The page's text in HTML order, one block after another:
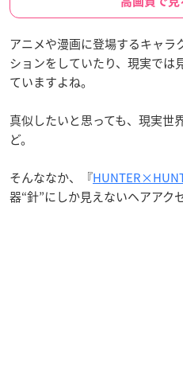
アニメや漫画に登場するキャラ
ションをしていたり、現実では
ていますよね。
真似したいと思っても、現実世
ど。
そんななか、『
器“針”にしか見えないヘアアク